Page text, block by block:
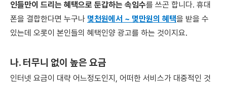
인들만이 드리는 혜택으로 둔갑하는 속임수를 쓰곤 합니다. 휴대
폰을 결합한다면 누구나 몇천원에서 ~ 몇만원의 혜택을 받을 수
있는데 오롯이 본인들의 혜택인양 광고를 하는 것이지요.
나. 터무니 없이 높은 요금
인터넷 요금이 대략 어느정도인지, 어떠한 서비스가 대중적인 것